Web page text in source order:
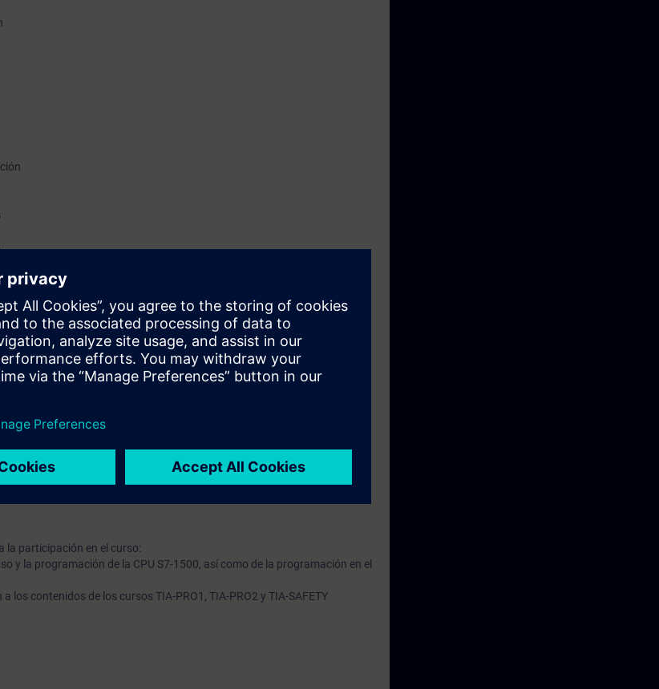
operativas
VASS 6, con énfasis en:
PROFINET y PROFIsafe
PLC para el control de la planta
con el sistema de alarma
la participación en el curso:
y la programación de la CPU S7-1500, así como de la programación en el
los contenidos de los cursos TIA-PRO1, TIA-PRO2 y TIA-SAFETY